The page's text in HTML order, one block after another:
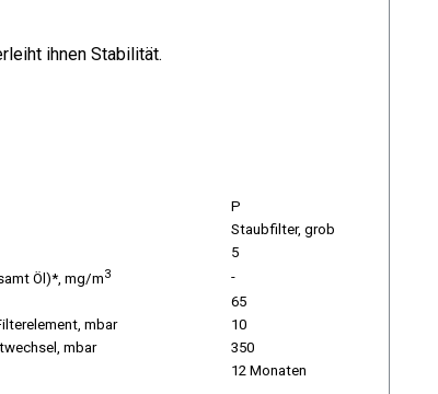
ihnen Stabilität.
P
Staubfilter, grob
5
Öl)*, mg/m3
-
65
mbar
10
mbar
350
12 Monaten